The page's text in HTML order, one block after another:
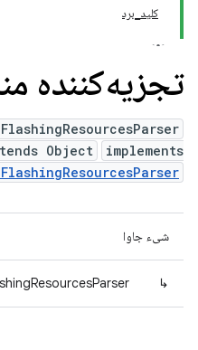
کلید_برد
تجزیه‌کننده
Object
implements
شیء جاوا
↳